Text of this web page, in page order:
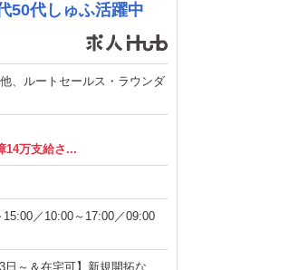
50代しゅふ活躍中
、ルートセールス・ラウンダ
14万支給さ...
／10:00～17:00／09:00
～＆在宅可】新規開拓な